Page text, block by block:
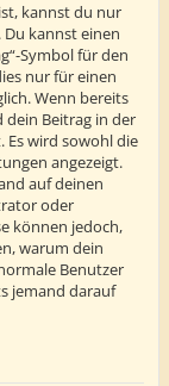
kannst du nur
kannst einen
Symbol für den
nur für einen
Wenn bereits
Beitrag in der
Es wird sowohl die
angezeigt.
auf deinen
oder
können jedoch,
warum dein
Benutzer
jemand darauf